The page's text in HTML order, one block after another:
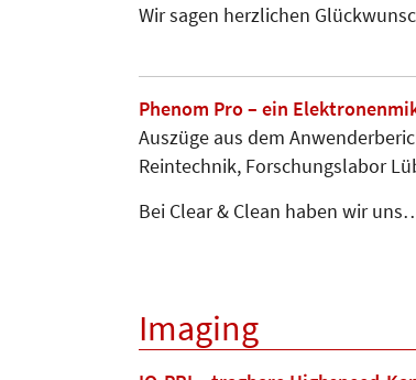
Wir sagen herzlichen
Phenom Pro – ein
Auszüge aus dem
Reintechnik, Forschungslabor
Bei Clear & Clean haben wir
Imaging